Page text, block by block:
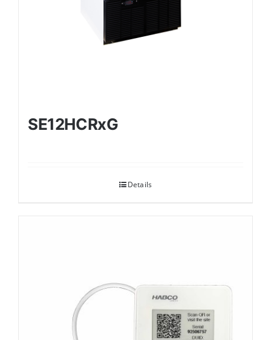
SE12HCRxG
Details